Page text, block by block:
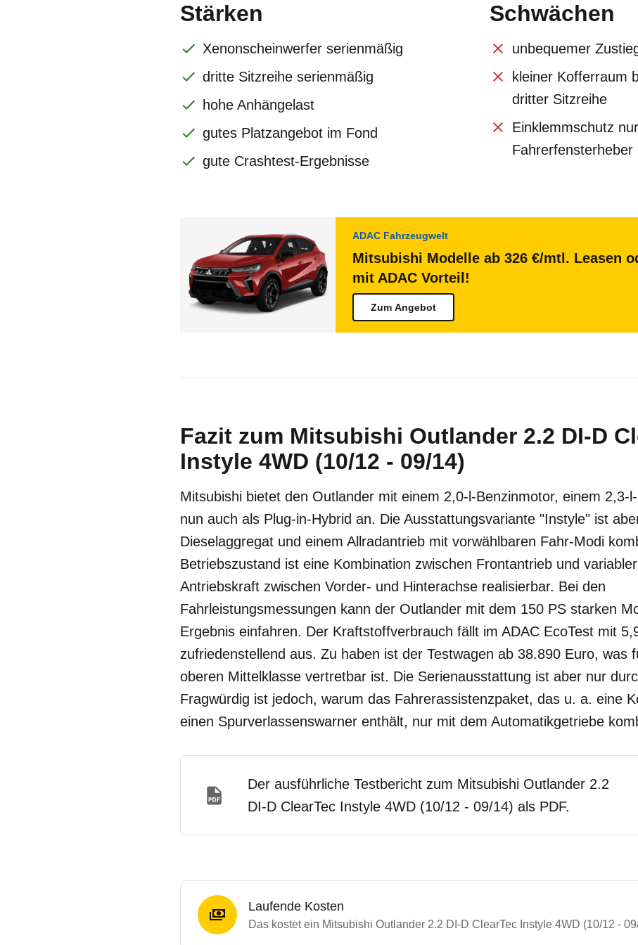
Stärken
Xenonscheinwerfer serienmäßig
dritte Sitzreihe serienmäßig
hohe Anhängelast
gutes Platzangebot im Fond
gute Crashtest-Ergebnisse
Schwächen
unbequemer
kleiner Kofferraum
dritter Sitzreihe
Einklemmschutz
Fahrerfensterheber
ADAC Fahrzeugwelt
Mitsubishi Modelle ab 326 €/mtl. Leasen
mit ADAC Vorteil!
Zum Angebot
Fazit zum Mitsubishi Outlander 2.2 DI-D
Instyle 4WD (10/12 - 09/14)
Mitsubishi bietet den Outlander mit einem 2,0-l-Benzinmotor, einem 2,3-
nun auch als Plug-in-Hybrid an. Die Ausstattungsvariante "Instyle" ist
Dieselaggregat und einem Allradantrieb mit vorwählbaren Fahr-Modi
Betriebszustand ist eine Kombination zwischen Frontantrieb und
Antriebskraft zwischen Vorder- und Hinterachse realisierbar. Bei den
Fahrleistungsmessungen kann der Outlander mit dem 150 PS starken
Ergebnis einfahren. Der Kraftstoffverbrauch fällt im ADAC EcoTest mit
zufriedenstellend aus. Zu haben ist der Testwagen ab 38.890 Euro, was
oberen Mittelklasse vertretbar ist. Die Serienausstattung ist aber nur
Fragwürdig ist jedoch, warum das Fahrerassistenzpaket, das u. a. eine
einen Spurverlassenswarner enthält, nur mit dem Automatikgetriebe
Der ausführliche Testbericht zum Mitsubishi Outlander 2.2
DI-D ClearTec Instyle 4WD (10/12 - 09/14) als PDF.
Laufende Kosten
Das kostet ein Mitsubishi Outlander 2.2 DI-D ClearTec Instyle 4WD (10/12 -